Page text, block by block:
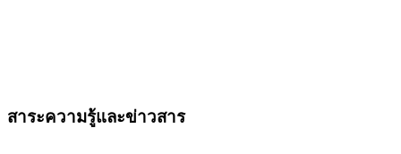
สาระความรู้และข่าวสาร